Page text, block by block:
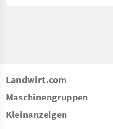
Landwirt.com
Maschinengruppen
Kleinanzeigen